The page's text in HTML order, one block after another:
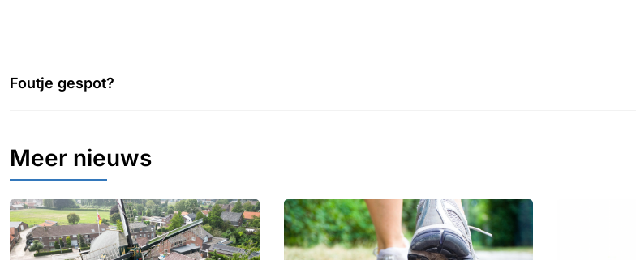
Foutje gespot?
Meer nieuws